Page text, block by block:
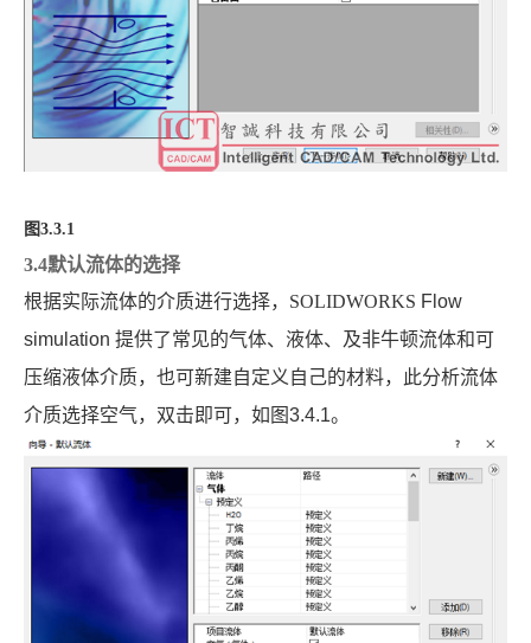
图3.3.1
3.4默认流体的选择
根据实际流体的介质进行选择，SOLIDWORKS Flow
simulation 提供了常见的气体、液体、及非牛顿流体和可
压缩液体介质，也可新建自定义自己的材料，此分析流体
介质选择空气，双击即可，如图3.4.1。